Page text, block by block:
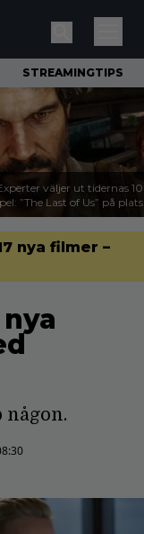
STREAMINGTIPS
väljer ut tidernas
”The Last of Us” på
nya filmer –
någon.